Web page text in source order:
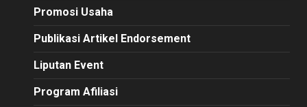
Promosi Usaha
Publikasi Artikel Endorsement
Liputan Event
Program Afiliasi